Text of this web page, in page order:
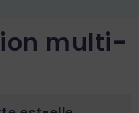
multi-